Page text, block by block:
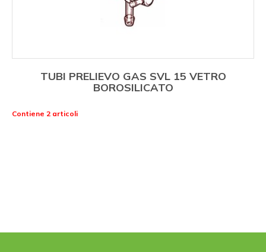
TUBI PRELIEVO GAS SVL 15 VETRO
BOROSILICATO
Contiene 2 articoli